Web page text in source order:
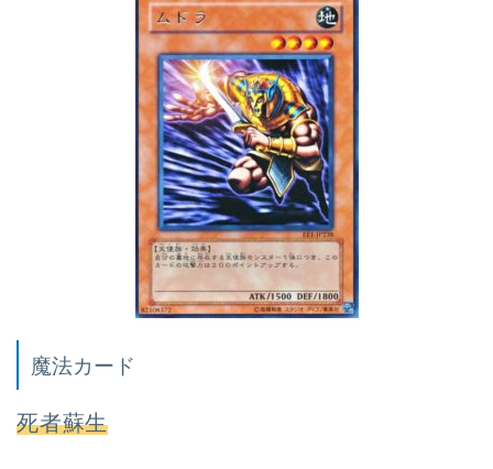
魔法カード
死者蘇生